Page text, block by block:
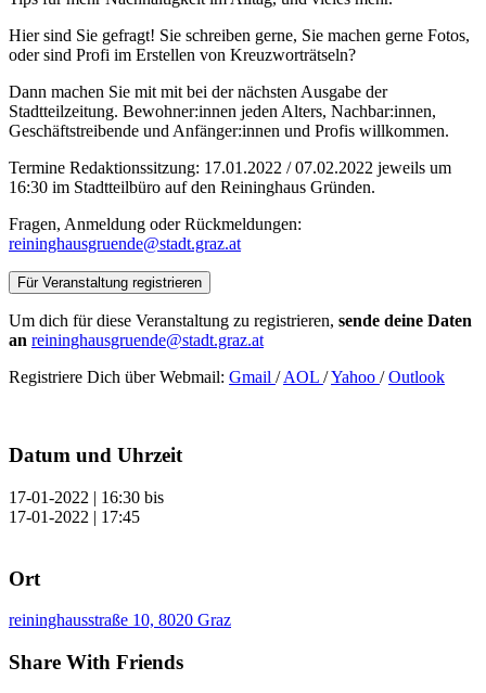
Hier sind Sie gefragt! Sie schreiben gerne, Sie machen gerne Fotos,
oder sind Profi im Erstellen von Kreuzworträtseln?
Dann machen Sie mit mit bei der nächsten Ausgabe der
Stadtteilzeitung. Bewohner:innen jeden Alters, Nachbar:innen,
Geschäftstreibende und Anfänger:innen und Profis willkommen.
Termine Redaktionssitzung: 17.01.2022 / 07.02.2022 jeweils um
16:30 im Stadtteilbüro auf den Reininghaus Gründen.
Fragen, Anmeldung oder Rückmeldungen:
reininghausgruende@stadt.graz.at
Für Veranstaltung registrieren
Um dich für diese Veranstaltung zu registrieren, sende deine Daten
an reininghausgruende@stadt.graz.at
Registriere Dich über Webmail: Gmail /AOL /Yahoo /Outlook
Datum und Uhrzeit
17-01-2022 | 16:30 bis
17-01-2022 | 17:45
Ort
reininghausstraße 10, 8020 Graz
Share With Friends